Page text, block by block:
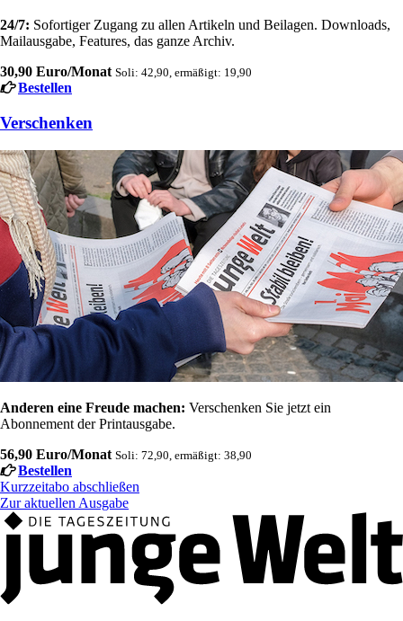
24/7: Sofortiger Zugang zu allen Artikeln und Beilagen. Downloads,
Mailausgabe, Features, das ganze Archiv.
30,90 Euro/Monat Soli: 42,90, ermäßigt: 19,90
Bestellen
Verschenken
Anderen eine Freude machen: Verschenken Sie jetzt ein
Abonnement der Printausgabe.
56,90 Euro/Monat Soli: 72,90, ermäßigt: 38,90
Bestellen
Kurzzeitabo abschließen
Zur aktuellen Ausgabe